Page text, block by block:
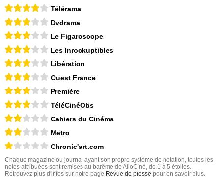
Télérama
Dvdrama
Le Figaroscope
Les Inrockuptibles
Libération
Ouest France
Première
TéléCinéObs
Cahiers du Cinéma
Metro
Chronic'art.com
Chaque magazine ou journal ayant son propre système de notation, toutes les
notes attribuées sont remises au barême de AlloCiné, de 1 à 5 étoiles.
Retrouvez plus d'infos sur notre page Revue de presse pour en savoir plus.